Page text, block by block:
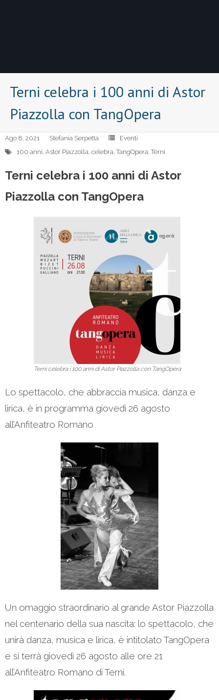
Terni celebra i 100 anni di Astor
Piazzolla con TangOpera
Ago 8, 2021 Stefania Serpetta
Eventi
100 anni, Astor Piazzolla, celebra,TangOpera,Terni
Terni celebra i 100 anni di Astor
Piazzolla con TangOpera
Terni celebra i 100 anni di Astor Piazzolla con TangOpera
Lo spettacolo, che abbraccia musica, danza e
lirica, è in programma giovedì 26 agosto
all’Anfiteatro Romano
Un omaggio straordinario al grande Astor Piazzolla
nel centenario della sua nascita: lo spettacolo, che
unirà danza, musica e lirica, è intitolato TangOpera
e si terrà giovedì 26 agosto alle ore 21
all’Anfiteatro Romano di Terni.